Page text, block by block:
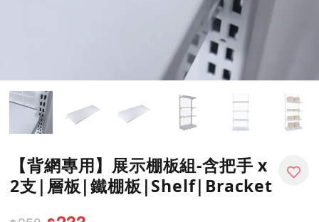
【背網專用】展示棚板組-含把手 x
2支|層板|鐵棚板|Shelf|Bracket